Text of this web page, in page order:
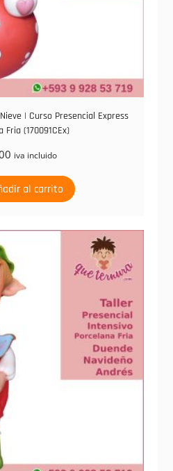
| Curso Presencial Express
Fria (170091CEx)
iva incluido
al carrito